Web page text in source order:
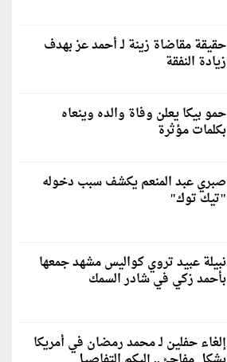
حقيقة مقاضاة زينة لـ أحمد عز بهدف
زيادة النفقة
حمو بيكا يعلن وفاة والده وينعاه
بكلمات مؤثرة
صبري عبد المنعم يكشف سبب دخوله
"تيك توك"
نبيلة عبيد تروي كواليس مشهد جمعها
بأحمد زكي في شادر السمك
إلغاء حفلين لـ محمد رمضان في أمريكا